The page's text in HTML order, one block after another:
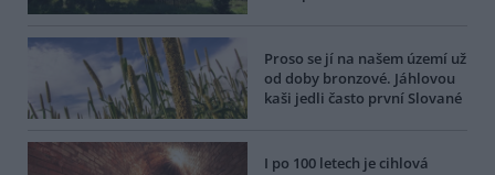
Proso se jí na našem území už
od doby bronzové. Jáhlovou
kaši jedli často první Slované
I po 100 letech je cihlová